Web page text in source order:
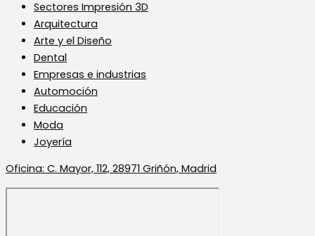
Sectores Impresión 3D
Arquitectura
Arte y el Diseño
Dental
Empresas e industrias
Automoción
Educación
Moda
Joyería
Oficina: C. Mayor, 112, 28971 Griñón, Madrid